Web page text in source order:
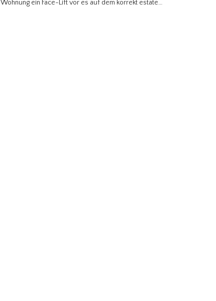
Wohnung ein Face-Lift vor es auf dem korrekt estate…